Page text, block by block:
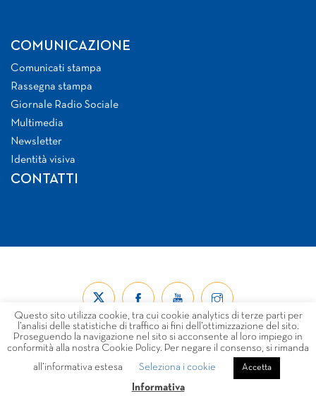
COMUNICAZIONE
Comunicati stampa
Rassegna stampa
Giornale Radio Sociale
Multimedia
Newsletter
Identità visiva
CONTATTI
© Forum Nazionale del Terzo Settore ETS 2026
COOKIE POLICY DISCLAIMER
Questo sito utilizza cookie, tra cui cookie analytics di terze parti per
l’analisi delle statistiche di traffico ai fini dell’ottimizzazione del sito.
Proseguendo la navigazione nel sito si acconsente al loro impiego in
conformità alla nostra Cookie Policy. Per negare il consenso, si rimanda
all’informativa estesa
Seleziona i cookie Accetta
Informativa